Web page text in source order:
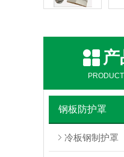
钢板防护罩
冷板钢制护罩